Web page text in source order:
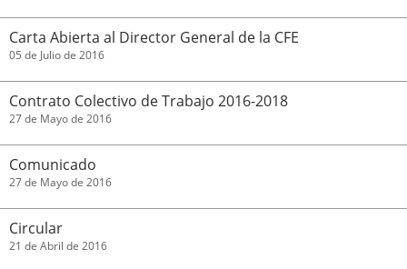
Carta Abierta al Director General de la CFE
05 de Julio de 2016
Contrato Colectivo de Trabajo 2016-2018
27 de Mayo de 2016
Comunicado
27 de Mayo de 2016
Circular
21 de Abril de 2016